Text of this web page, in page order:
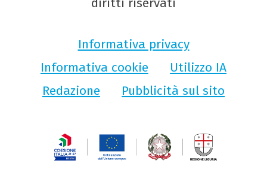
Informativa privacy
Informativa cookie
Utilizzo IA
Redazione
Pubblicità sul sito